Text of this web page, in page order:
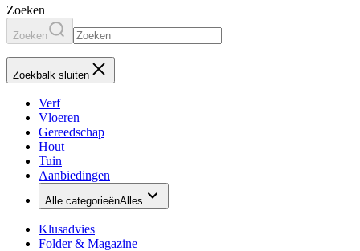
Zoeken
Zoeken
Zoekbalk sluiten
Verf
Vloeren
Gereedschap
Hout
Tuin
Aanbiedingen
Alle categorieënAlles
Klusadvies
Folder & Magazine